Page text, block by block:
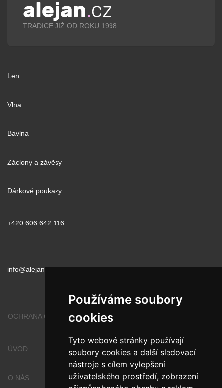
Používáme soubory
cookies
Tyto webové stránky používají
soubory cookies a další sledovací
nástroje s cílem vylepšení
uživatelského prostředí, zobrazení
TRADICE JIŽ OD ROKU 1998
Len
Vlna
Bavlna
Záclony a závěsy
Dárkové poukazy
+420 606 642 116
info@alejan.cz
OCHRANA OSOBNÍCH ÚDAJŮ
ÚVOD
O NÁS